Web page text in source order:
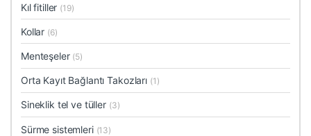
Kıl fitiller (19)
Kollar (6)
Menteşeler (5)
Orta Kayıt Bağlantı Takozları (1)
Sineklik tel ve tüller (3)
Sürme sistemleri (13)